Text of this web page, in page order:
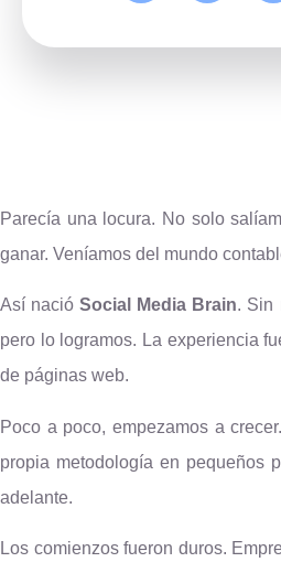
Parecía una locura. No solo
ganar. Veníamos del mundo
Así nacióSocial Media Brain. Sin
pero lo logramos. La experiencia
de páginas web.
Poco a poco, empezamos a
propia metodología en pequeños
adelante.
Los comienzos fueron duros.